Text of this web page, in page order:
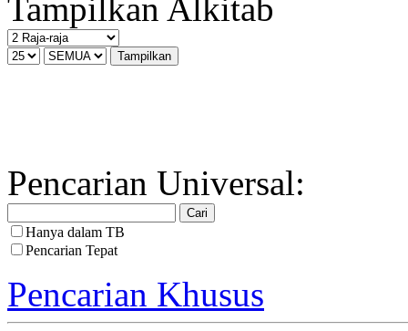
Tampilkan Alkitab
Pencarian Universal:
Hanya dalam TB
Pencarian Tepat
Pencarian Khusus